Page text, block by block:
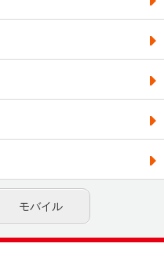
モバイル